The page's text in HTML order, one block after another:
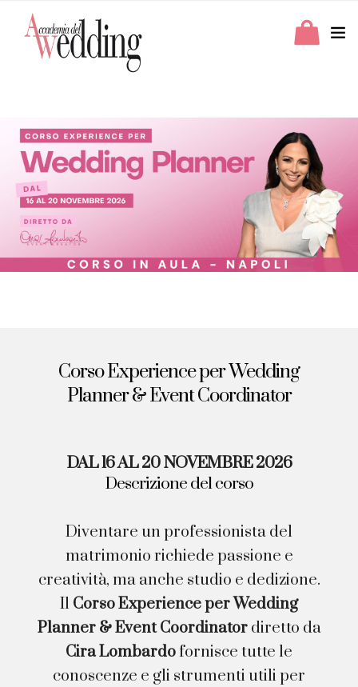
Corso Experience per Wedding
Planner & Event Coordinator
DAL 16 AL 20 NOVEMBRE 2026
Descrizione del corso
Diventare un professionista del
matrimonio richiede passione e
creatività, ma anche studio e dedizione.
Il Corso Experience per Wedding
Planner & Event Coordinatordiretto da
Cira Lombardofornisce tutte le
conoscenze e gli strumenti utili per